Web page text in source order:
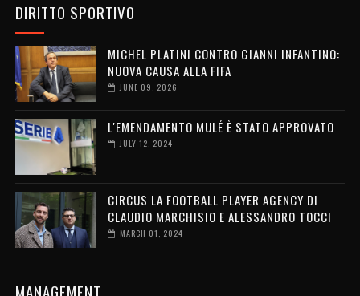
DIRITTO SPORTIVO
MICHEL PLATINI CONTRO GIANNI INFANTINO:
NUOVA CAUSA ALLA FIFA
JUNE 09, 2026
L'EMENDAMENTO MULÉ È STATO APPROVATO
JULY 12, 2024
CIRCUS LA FOOTBALL PLAYER AGENCY DI
CLAUDIO MARCHISIO E ALESSANDRO TOCCI
MARCH 01, 2024
MANAGEMENT